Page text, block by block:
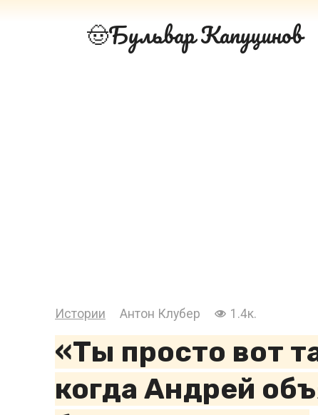
Бульвар Капуцинов
Истории Антон Клубер 1.4к.
«Ты просто вот
когда Андрей